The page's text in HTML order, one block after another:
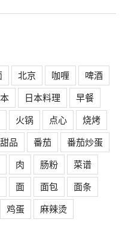
北京 咖喱
啤酒
日本料理
早餐
火锅 点心
烧烤
甜品 番茄
番茄炒蛋
肉 肠粉
菜谱
面 面包
面条
鸡蛋 麻辣烫